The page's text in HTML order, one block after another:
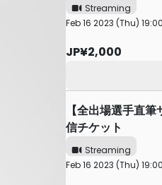
Streaming
Feb 16 2023 (Thu)
JP¥2,000
【全出場選手直
信チケット
Streaming
Feb 16 2023 (Thu)